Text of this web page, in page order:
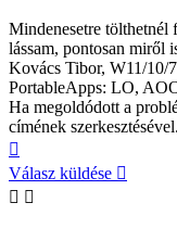
Mindenesetre
lássam, pontosan miről
Kovács Tibor, W11/10/
PortableApps: LO,
Ha megoldódott a
címének
a
tetejére
Válasz küldése